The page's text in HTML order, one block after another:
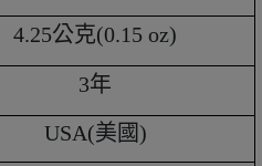
4.25公克(0.15 oz)
3年
USA(美國)